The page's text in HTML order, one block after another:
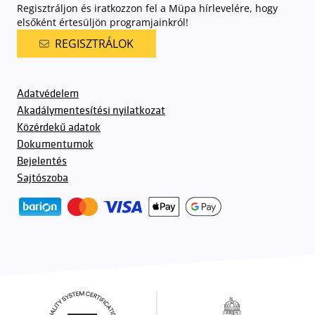
Regisztráljon és iratkozzon fel a Müpa hírlevelére, hogy
elsőként értesüljön programjainkról!
REGISZTRÁLOK
Adatvédelem
Akadálymentesítési nyilatkozat
Közérdekű adatok
Dokumentumok
Bejelentés
Sajtószoba